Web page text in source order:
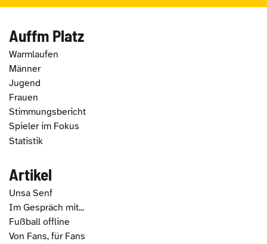
Auffm Platz
Warmlaufen
Männer
Jugend
Frauen
Stimmungsbericht
Spieler im Fokus
Statistik
Artikel
Unsa Senf
Im Gespräch mit...
Fußball offline
Von Fans, für Fans